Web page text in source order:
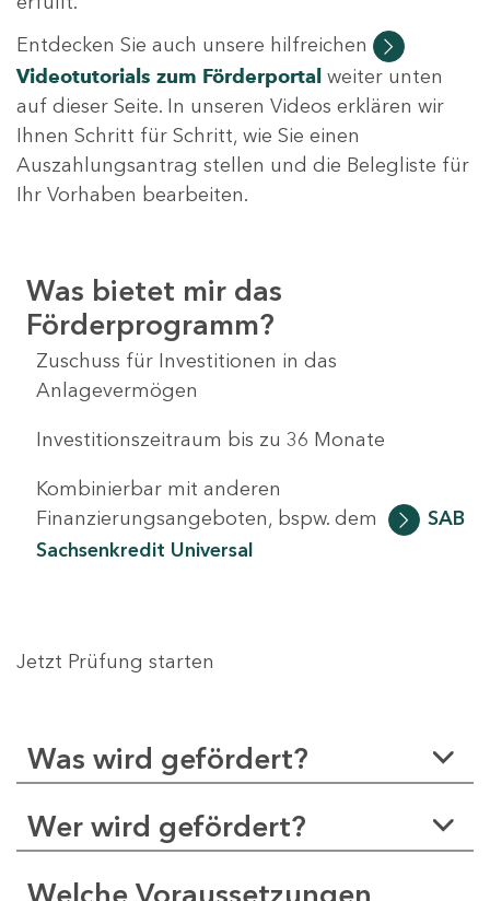
Entdecken Sie auch unsere hilfreichen
Videotutorials zum Förderportal weiter unten
auf dieser Seite. In unseren Videos erklären wir
Ihnen Schritt für Schritt, wie Sie einen
Auszahlungsantrag stellen und die Belegliste für
Ihr Vorhaben bearbeiten.
Was bietet mir das
Förderprogramm?
Zuschuss für Investitionen in das
Anlagevermögen
Investitionszeitraum bis zu 36 Monate
Kombinierbar mit anderen
Finanzierungsangeboten, bspw. dem
SAB
Sachsenkredit Universal
Jetzt Prüfung starten
Was wird gefördert?
Wer wird gefördert?
Welche Voraussetzungen